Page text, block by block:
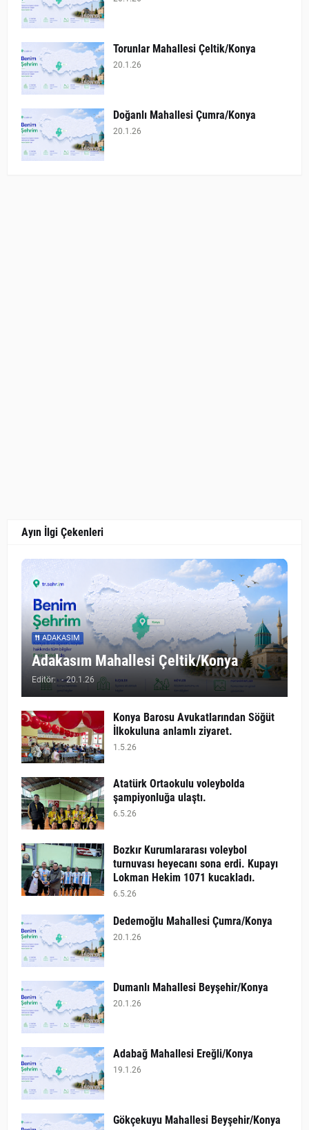
Torunlar Mahallesi Çeltik/Konya
20.1.26
Doğanlı Mahallesi Çumra/Konya
20.1.26
Ayın İlgi Çekenleri
ADAKASIM
Adakasım Mahallesi Çeltik/Konya
Editör: - 20.1.26
Konya Barosu Avukatlarından Söğüt
İlkokuluna anlamlı ziyaret.
1.5.26
Atatürk Ortaokulu voleybolda
şampiyonluğa ulaştı.
6.5.26
Bozkır Kurumlararası voleybol
turnuvası heyecanı sona erdi. Kupayı
Lokman Hekim 1071 kucakladı.
6.5.26
Dedemoğlu Mahallesi Çumra/Konya
20.1.26
Dumanlı Mahallesi Beyşehir/Konya
20.1.26
Adabağ Mahallesi Ereğli/Konya
19.1.26
Gökçekuyu Mahallesi Beyşehir/Konya